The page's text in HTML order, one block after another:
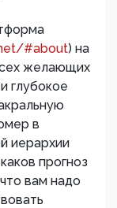
#about) на
желающих
глубокое
в
иерархии
прогноз
вам надо